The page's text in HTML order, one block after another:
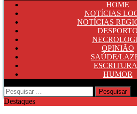
HOME
NOTÍCIAS
NOTÍCIAS
DESPORTO
OPINIÃO
SAÚDE/
HUMOR
Pesquisar
por:
Destaques